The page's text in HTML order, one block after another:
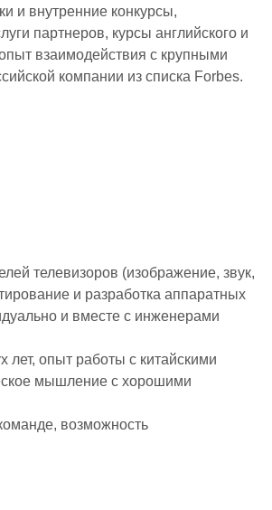
и внутренние конкурсы,
партнеров, курсы английского и
взаимодействия с крупными
компании из списка Forbes.
телевизоров (изображение, звук,
и разработка аппаратных
и вместе с инженерами
лет, опыт работы с китайскими
мышление с хорошими
возможность